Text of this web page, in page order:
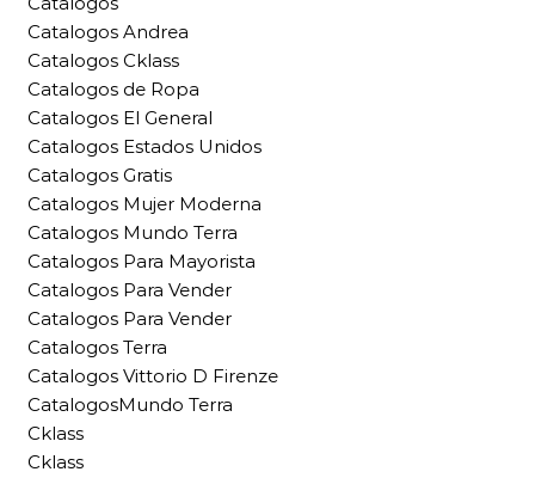
Catalogos Andrea
Catalogos Cklass
Catalogos de Ropa
Catalogos El General
Catalogos Estados Unidos
Catalogos Gratis
Catalogos Mujer Moderna
Catalogos Mundo Terra
Catalogos Para Mayorista
Catalogos Para Vender
Catalogos Para Vender
Catalogos Terra
Catalogos Vittorio D Firenze
CatalogosMundo Terra
Cklass
Cklass